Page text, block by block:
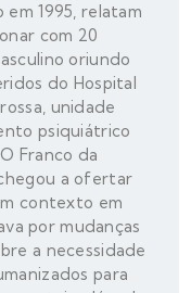
1995, relatam
com 20
oriundo
do Hospital
unidade
psiquiátrico
Franco da
a ofertar
contexto em
por mudanças
a necessidade
para